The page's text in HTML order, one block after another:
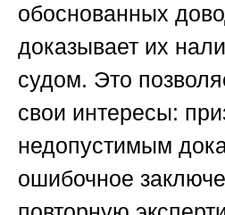
обоснованных
доказывает их
судом. Это
свои интересы:
недопустимым
ошибочное